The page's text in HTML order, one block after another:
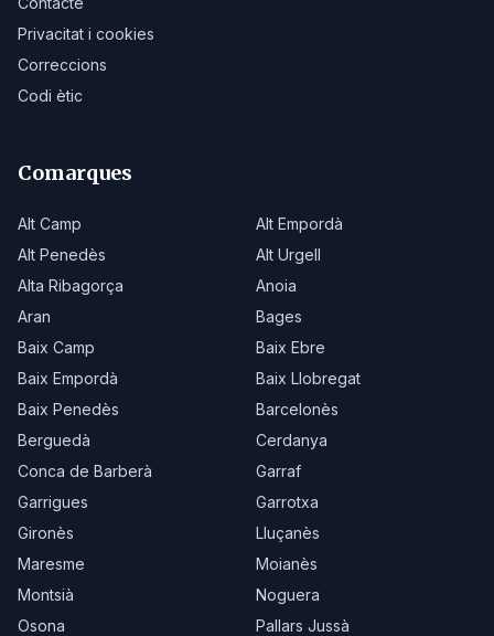
Privacitat i cookies
Correccions
Codi ètic
Comarques
Alt Camp
Alt Empordà
Alt Penedès
Alt Urgell
Alta Ribagorça
Anoia
Aran
Bages
Baix Camp
Baix Ebre
Baix Empordà
Baix Llobregat
Baix Penedès
Barcelonès
Berguedà
Cerdanya
Conca de Barberà
Garraf
Garrigues
Garrotxa
Gironès
Lluçanès
Maresme
Moianès
Montsià
Noguera
Osona
Pallars Jussà